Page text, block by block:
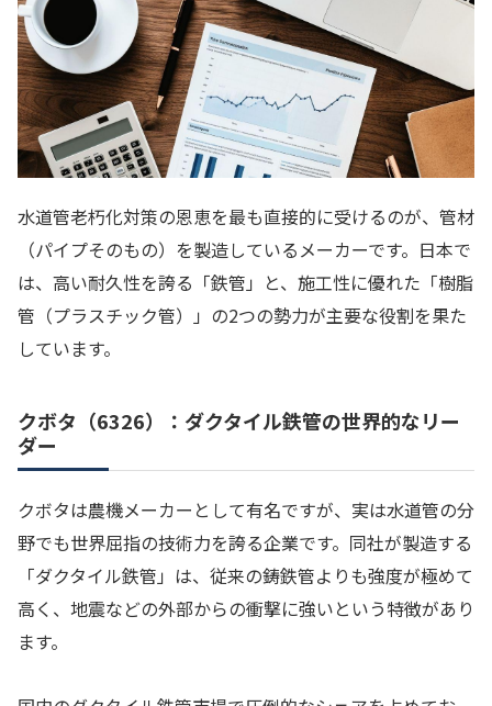
水道管老朽化対策の恩恵を最も直接的に受けるのが、管材
（パイプそのもの）を製造しているメーカーです。日本で
は、高い耐久性を誇る「鉄管」と、施工性に優れた「樹脂
管（プラスチック管）」の2つの勢力が主要な役割を果た
しています。
クボタ（6326）：ダクタイル鉄管の世界的なリー
ダー
クボタは農機メーカーとして有名ですが、実は水道管の分
野でも世界屈指の技術力を誇る企業です。同社が製造する
「ダクタイル鉄管」は、従来の鋳鉄管よりも強度が極めて
高く、地震などの外部からの衝撃に強いという特徴があり
ます。